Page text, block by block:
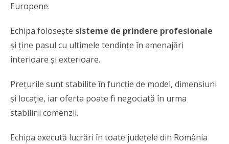
Europene.
Echipa folosește sisteme de prindere profesionale
și ține pasul cu ultimele tendințe în amenajări
interioare și exterioare.
Prețurile sunt stabilite în funcție de model, dimensiuni
și locație, iar oferta poate fi negociată în urma
stabilirii comenzii.
Echipa execută lucrări în toate județele din România